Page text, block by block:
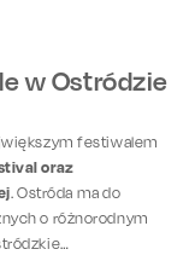
w Ostródzie
festiwalem
oraz
. Ostróda ma do
o różnorodnym